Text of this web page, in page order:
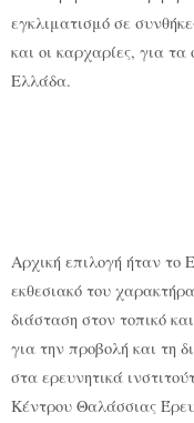
εγκλιματισμό σε
και οι καρχαρίες, για
Ελλάδα.
Αρχική επιλογή ήταν το
εκθεσιακό του
διάσταση στον τοπικό
για την προβολή και τη
στα ερευνητικά
Κέντρου Θαλάσσιας